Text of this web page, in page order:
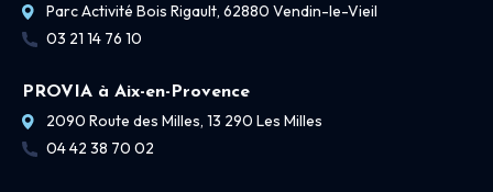
Parc Activité Bois Rigault, 62880 Vendin-le-Vieil
03 21 14 76 10
PROVIA à Aix-en-Provence
2090 Route des Milles, 13 290 Les Milles
04 42 38 70 02